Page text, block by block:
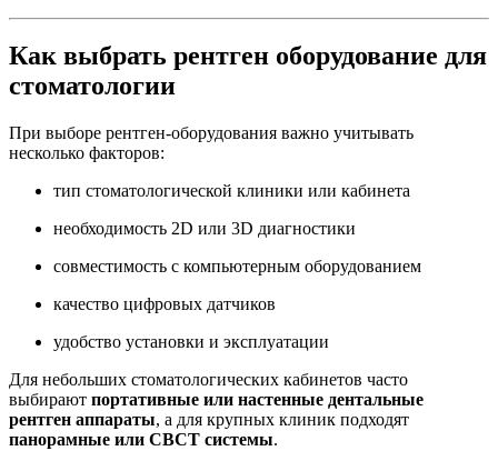
Как выбрать рентген оборудование для
стоматологии
При выборе рентген-оборудования важно учитывать
несколько факторов:
тип стоматологической клиники или кабинета
необходимость 2D или 3D диагностики
совместимость с компьютерным оборудованием
качество цифровых датчиков
удобство установки и эксплуатации
Для небольших стоматологических кабинетов часто
выбирают портативные или настенные дентальные
рентген аппараты, а для крупных клиник подходят
панорамные или CBCT системы.